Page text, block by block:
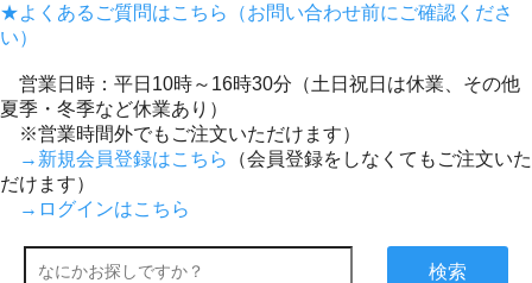
★よくあるご質問はこちら（お問い合わせ前にご確認くださ
い）
営業日時：平日10時～16時30分（土日祝日は休業、その他
夏季・冬季など休業あり）
※営業時間外でもご注文いただけます）
→新規会員登録はこちら
（会員登録をしなくてもご注文いた
だけます）
→ログインはこちら
検索